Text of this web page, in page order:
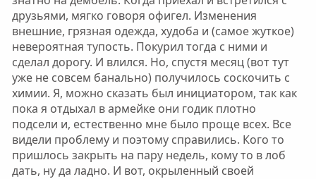
друзьями, мягко говоря офигел. Изменения
внешние, грязная одежда, худоба и (самое жуткое)
невероятная тупость. Покурил тогда с ними и
сделал дорогу. И влился. Но, спустя месяц (вот тут
уже не совсем банально) получилось соскочить с
химии. Я, можно сказать был инициатором, так как
пока я отдыхал в армейке они годик плотно
подсели и, естественно мне было проще всех. Все
видели проблему и поэтому справились. Кого то
пришлось закрыть на пару недель, кому то в лоб
дать, ну да ладно. И вот, окрыленный своей